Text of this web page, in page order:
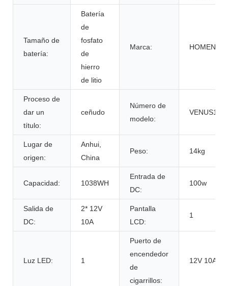
Tamaño de
batería:
Batería
de
fosfato
de
hierro
de litio
Marca:
Proceso de
dar un
título:
ceñudo
Número de
modelo:
Lugar de
origen:
Anhui,
China
Peso: 14kg
Capacidad: 1038WH
Entrada de
DC:
100w
Salida de
DC:
2* 12V
10A
Pantalla
LCD:
1
Luz LED: 1
Puerto de
encendedor
de
cigarrillos:
12V 10A